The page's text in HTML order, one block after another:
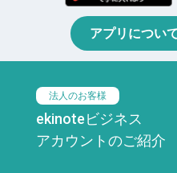
アプリについ
法人のお客様
ekinoteビジネス
アカウントのご紹介